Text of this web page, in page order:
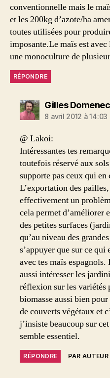
conventionnelle mais le
et les 200kg d’azote/ha
toutes utilisées pour
imposante.Le maïs est
une monoculture de
RÉPONDRE
Gilles
8 avril 2012 à 14:03
@ Lakoi:
Intéressantes tes
toutefois réservé aux
supporte pas ceux qui
L’exportation des
effectivement un
cela permet d’améliorer
des petites surfaces
qu’au niveau des
s’appuyer que sur ce
avec tes maïs
aussi intéresser les
réflexion sur les variétés
biomasse aussi bien
de couverts végétaux et
j’insiste beaucoup sur
semble essentiel.
RÉPONDRE PAR AUTEUR